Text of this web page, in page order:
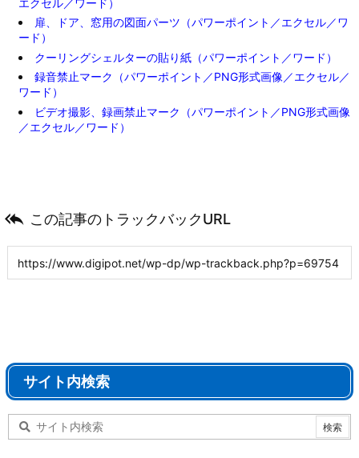
扉、ドア、窓用の図面パーツ（パワーポイント／エクセル／ワ
ード）
クーリングシェルターの貼り紙（パワーポイント／ワード）
録音禁止マーク（パワーポイント／PNG形式画像／エクセル／
ワード）
ビデオ撮影、録画禁止マーク（パワーポイント／PNG形式画像
／エクセル／ワード）
 この記事のトラックバックURL
サイト内検索